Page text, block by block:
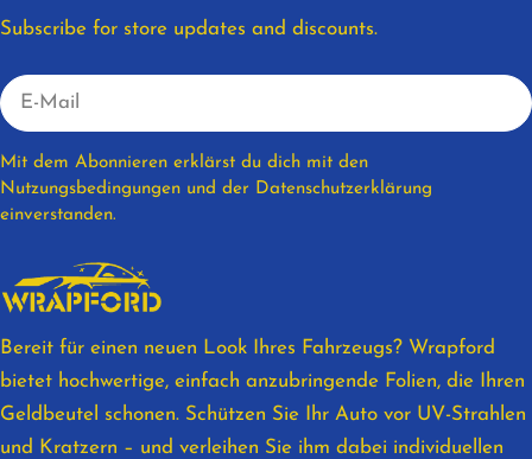
Bereit für einen neuen Look Ihres Fahrzeugs? Wrapford
bietet hochwertige, einfach anzubringende Folien, die Ihren
Geldbeutel schonen. Schützen Sie Ihr Auto vor UV-Strahlen
und Kratzern – und verleihen Sie ihm dabei individuellen
Subscribe for store updates and discounts.
E-
Mail
Mit dem Abonnieren erklärst du dich mit den
Nutzungsbedingungen und der Datenschutzerklärung
einverstanden.